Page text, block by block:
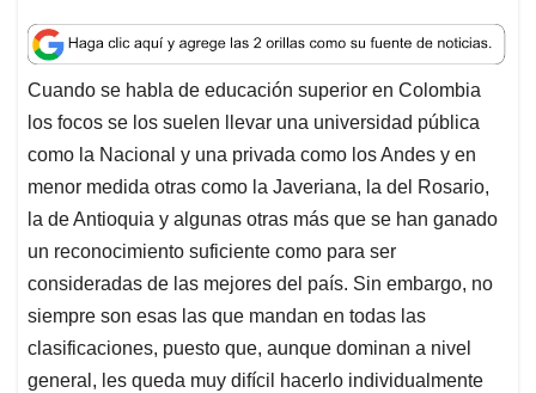
a
t
s
A
p
p
c
e
b
o
o
k
n
k
e
d
I
n
a
i
l
r
e
a
d
s
Cuando se habla de educación superior en Colombia
los focos se los suelen llevar una universidad pública
como la Nacional y una privada como los Andes y en
menor medida otras como la Javeriana, la del Rosario,
la de Antioquia y algunas otras más que se han ganado
un reconocimiento suficiente como para ser
consideradas de las mejores del país. Sin embargo, no
siempre son esas las que mandan en todas las
clasificaciones, puesto que, aunque dominan a nivel
general, les queda muy difícil hacerlo individualmente